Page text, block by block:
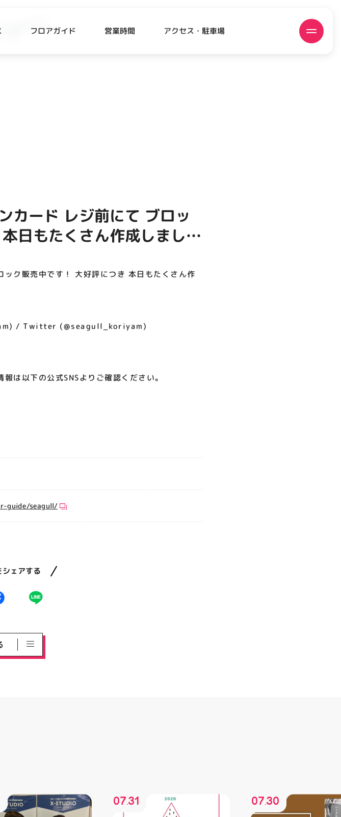
フロアガイド 営業時間 アクセス・駐車場
EVENT
呪術廻戦PLAZA
EVENT
店頭キッチンカースペース 出店
カレンダー
EVENT
お祭りBBQビアガーデン 屋上
で好評営業中！
CAMPAIGN
ヨドバシカメラ 平日限定1時
間駐車サービス
CAMPAIGN
プレミアム駐車サービス [4～
8F専門店対象]
カード レジ前にて ブロッ
日もたくさん作成しまし
ク販売中です！ 大好評につき 本日もたくさん作
/ Twitter (@seagull_koriyam)
は以下の公式SNSよりご確認ください。
guide/seagull/
ェアする
07.31 07.30